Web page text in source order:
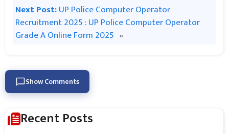
Next Post:UP Police Computer Operator
Recruitment 2025 : UP Police Computer Operator
Grade A Online Form 2025 »
Show Comments
Recent Posts